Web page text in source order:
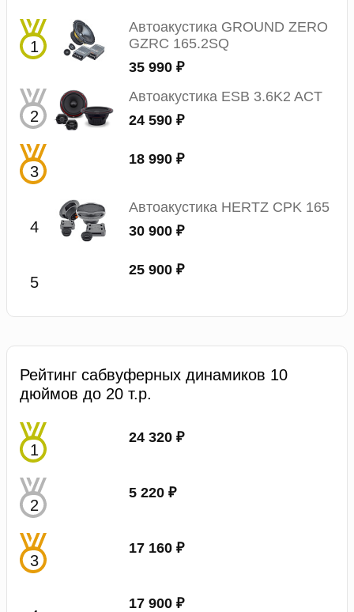
Автоакустика GROUND ZERO
GZRC 165.2SQ
35 990 ₽
Автоакустика ESB 3.6K2 ACT
24 590 ₽
18 990 ₽
Автоакустика HERTZ CPK 165
30 900 ₽
25 900 ₽
Рейтинг сабвуферных динамиков 10
дюймов до 20 т.р.
24 320 ₽
5 220 ₽
17 160 ₽
17 900 ₽